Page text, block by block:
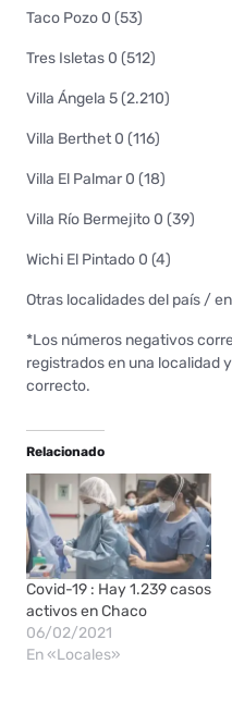
Taco Pozo 0 (53)
Tres Isletas 0 (512)
Villa Ángela 5 (2.210)
Villa Berthet 0 (116)
Villa El Palmar 0 (18)
Villa Río Bermejito 0 (39)
Wichi El Pintado 0 (4)
Otras localidades del país /
*Los números negativos
registrados en una localidad
correcto.
Relacionado
Covid-19 : Hay 1.239 casos
activos en Chaco
06/02/2021
En «Locales»